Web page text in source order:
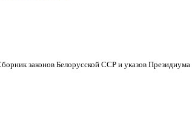
законов Белорусской ССР и указов